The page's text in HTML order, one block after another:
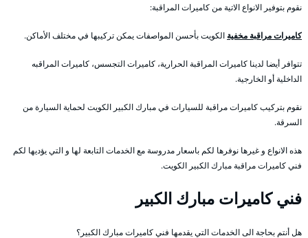
نقوم بتوفير الانواع الاتية من كاميرات المراقبة:
كاميرات مراقبة مخفية الكويت بأحسن المواصفات يمكن تركيبها في مختلف الأماكن.
تتوافر أيضا لدينا كاميرات المراقبة الحرارية، كاميرات التجسس، كاميرات المراقبه
الداخلية أو الخارجية.
نقوم بتركيب كاميرات مراقبة للسيارات في مبارك الكبير الكويت لحماية السيارة من
السرقة.
هذه الانواع و غيرها نوفرها لكم باسعار مدروسة مع الخدمات التابعة لها و التي يؤديها لكم
فني كاميرات مراقبة مبارك الكبير الكويت.
فني كاميرات مبارك الكبير
هل أنتم بحاجة الى الخدمات التي يقدمها فني كاميرات مبارك الكبير؟